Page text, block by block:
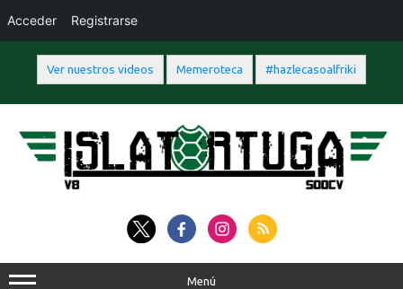
Ver nuestros videos Memeroteca #hazlecasoalfriki
contenido
Menú
Acceder Registrarse